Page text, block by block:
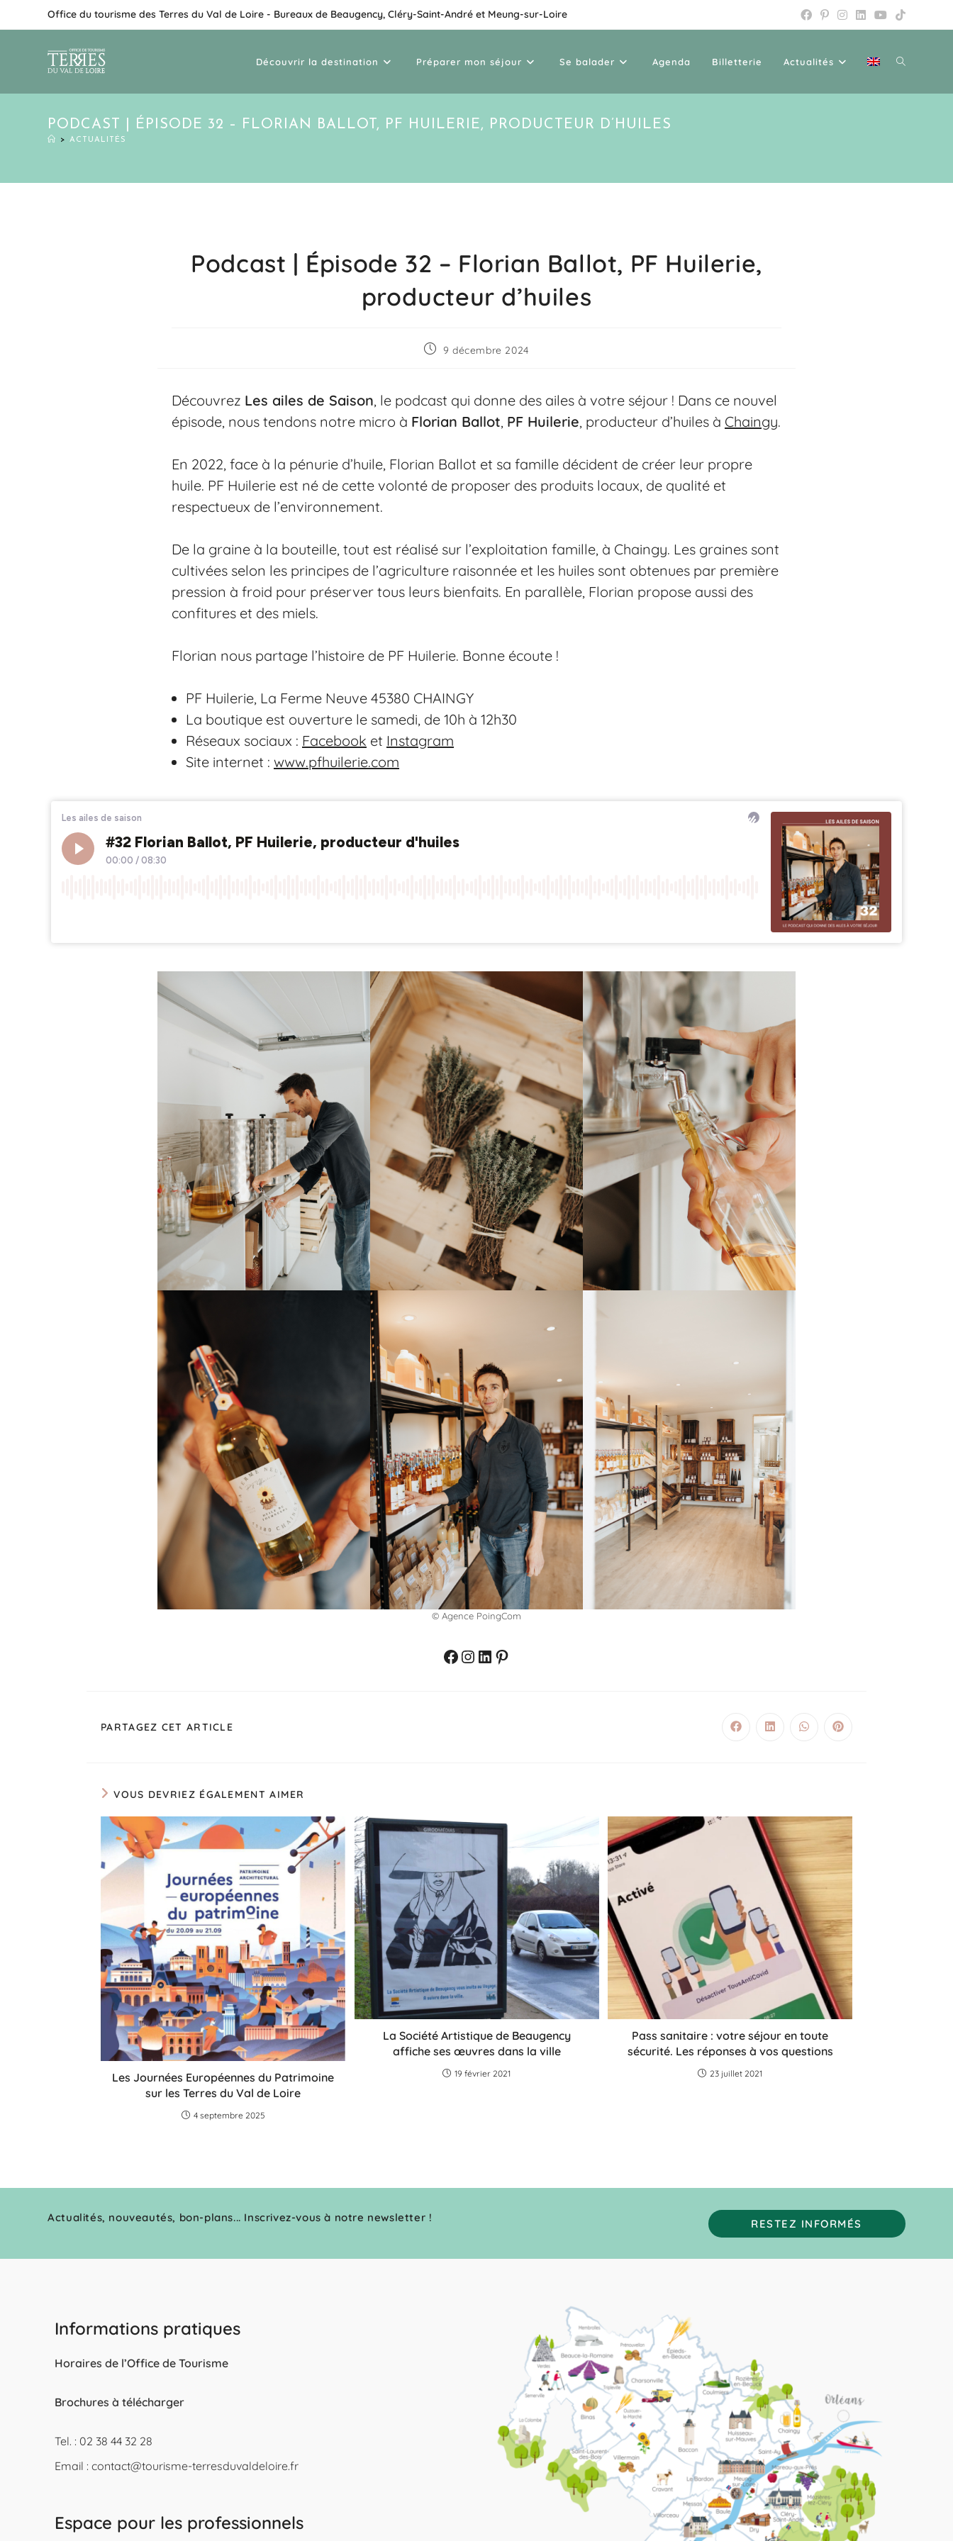
Office du tourisme des Terres du Val de Loire - Bureaux de Beaugency, Cléry-Saint-André et Meung-sur-Loire
Découvrir la destination Préparer mon séjour Se balader Agenda Billetterie Actualités
PODCAST | ÉPISODE 32 – FLORIAN BALLOT, PF HUILERIE, PRODUCTEUR D’HUILES
> ACTUALITÉS
Podcast | Épisode 32 – Florian Ballot, PF Huilerie,
producteur d’huiles
9 décembre 2024
Découvrez Les ailes de Saison, le podcast qui donne des ailes à votre séjour ! Dans ce nouvel
épisode, nous tendons notre micro à Florian Ballot, PF Huilerie, producteur d’huiles à Chaingy.
En 2022, face à la pénurie d’huile, Florian Ballot et sa famille décident de créer leur propre
huile. PF Huilerie est né de cette volonté de proposer des produits locaux, de qualité et
respectueux de l’environnement.
De la graine à la bouteille, tout est réalisé sur l’exploitation famille, à Chaingy. Les graines sont
cultivées selon les principes de l’agriculture raisonnée et les huiles sont obtenues par première
pression à froid pour préserver tous leurs bienfaits. En parallèle, Florian propose aussi des
confitures et des miels.
Florian nous partage l’histoire de PF Huilerie. Bonne écoute !
PF Huilerie, La Ferme Neuve 45380 CHAINGY
La boutique est ouverture le samedi, de 10h à 12h30
Réseaux sociaux : Facebook et Instagram
Site internet : www.pfhuilerie.com
© Agence PoingCom
PARTAGEZ CET ARTICLE
VOUS DEVRIEZ ÉGALEMENT AIMER
Les Journées Européennes du Patrimoine
sur les Terres du Val de Loire
4 septembre 2025
La Société Artistique de Beaugency
affiche ses œuvres dans la ville
19 février 2021
Pass sanitaire : votre séjour en toute
sécurité. Les réponses à vos questions
23 juillet 2021
Actualités, nouveautés, bon-plans... Inscrivez-vous à notre newsletter ! RESTEZ INFORMÉS
Informations pratiques
Horaires de l’Office de Tourisme
Brochures à télécharger
Tel. : 02 38 44 32 28
Email :contact@tourisme-terresduvaldeloire.fr
Espace pour les professionnels